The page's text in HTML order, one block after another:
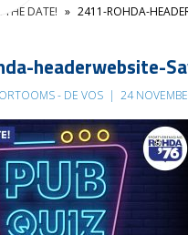
THE DATE! » 2411-ROHDA-
headerwebsite-
- DE VOS | 24